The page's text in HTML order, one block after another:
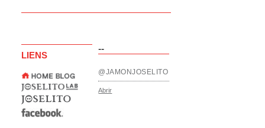
--
LIENS
@JAMONJOSELITO
Abrir